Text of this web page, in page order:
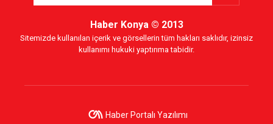
Haber Konya© 2013
Sitemizde kullanılan içerik ve görsellerin tüm hakları saklıdır, izinsiz
kullanımı hukuki yaptırıma tabidir.
Haber Portalı Yazılımı